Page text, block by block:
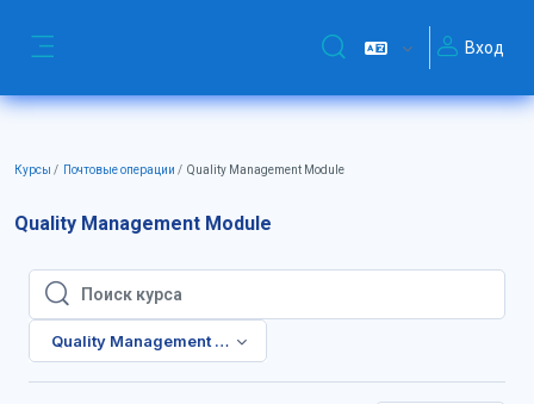
Изменить данныеВход
Курсы Почтовые операции Quality Management Module
Quality Management Module
Поиск курса
Поиск курса
Quality Management Module